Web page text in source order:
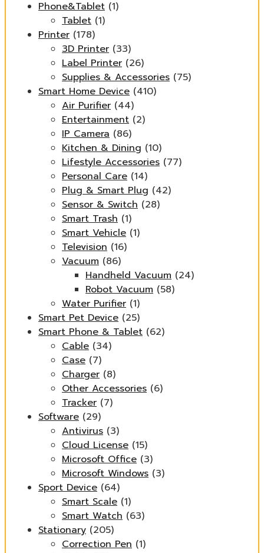
Phone&Tablet (1)
Tablet (1)
Printer (178)
3D Printer (33)
Label Printer (26)
Supplies & Accessories (75)
Smart Home Device (410)
Air Purifier (44)
Entertainment (2)
IP Camera (86)
Kitchen & Dining (10)
Lifestyle Accessories (77)
Personal Care (14)
Plug & Smart Plug (42)
Sensor & Switch (28)
Smart Trash (1)
Smart Vehicle (1)
Television (16)
Vacuum (86)
Handheld Vacuum (24)
Robot Vacuum (58)
Water Purifier (1)
Smart Pet Device (25)
Smart Phone & Tablet (62)
Cable (34)
Case (7)
Charger (8)
Other Accessories (6)
Tracker (7)
Software (29)
Antivirus (3)
Cloud License (15)
Microsoft Office (3)
Microsoft Windows (3)
Sport Device (64)
Smart Scale (1)
Smart Watch (63)
Stationary (205)
Correction Pen (1)